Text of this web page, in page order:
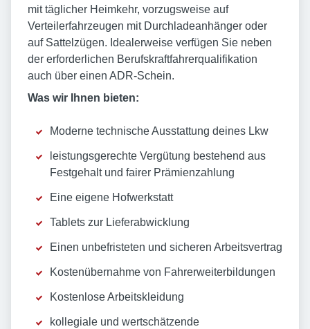
mit täglicher Heimkehr, vorzugsweise auf
Verteilerfahrzeugen mit Durchladeanhänger oder
auf Sattelzügen. Idealerweise verfügen Sie neben
der erforderlichen Berufskraftfahrerqualifikation
auch über einen ADR-Schein.
Was wir Ihnen bieten:
Moderne technische Ausstattung deines Lkw
leistungsgerechte Vergütung bestehend aus
Festgehalt und fairer Prämienzahlung
Eine eigene Hofwerkstatt
Tablets zur Lieferabwicklung
Einen unbefristeten und sicheren Arbeitsvertrag
Kostenübernahme von Fahrerweiterbildungen
Kostenlose Arbeitskleidung
kollegiale und wertschätzende